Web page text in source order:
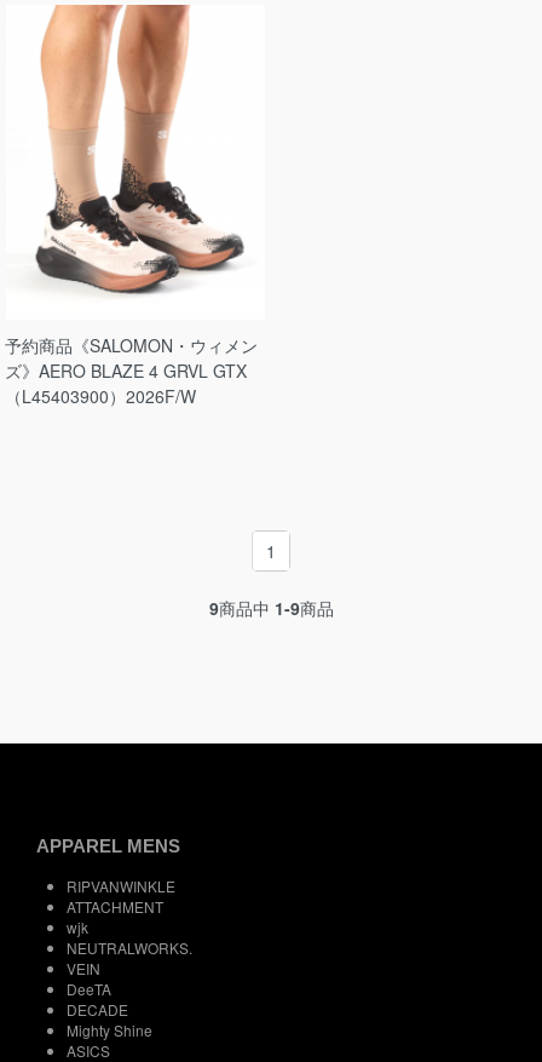
予約商品《SALOMON・ウィメン
ズ》AERO BLAZE 4 GRVL GTX
（L45403900）2026F/W
1
9商品中 1-9商品
APPAREL MENS
RIPVANWINKLE
ATTACHMENT
wjk
NEUTRALWORKS.
VEIN
DeeTA
DECADE
Mighty Shine
ASICS